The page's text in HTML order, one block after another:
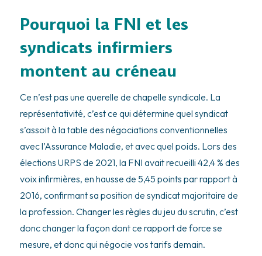
Pourquoi la FNI et les
syndicats infirmiers
montent au créneau
Ce n’est pas une querelle de chapelle syndicale. La
représentativité, c’est ce qui détermine quel syndicat
s’assoit à la table des négociations conventionnelles
avec l’Assurance Maladie, et avec quel poids. Lors des
élections URPS de 2021, la FNI avait recueilli 42,4 % des
voix infirmières, en hausse de 5,45 points par rapport à
2016, confirmant sa position de syndicat majoritaire de
la profession. Changer les règles du jeu du scrutin, c’est
donc changer la façon dont ce rapport de force se
mesure, et donc qui négocie vos tarifs demain.